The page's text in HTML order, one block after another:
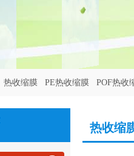
热收缩膜 PE热收缩膜 POF热收
热收缩